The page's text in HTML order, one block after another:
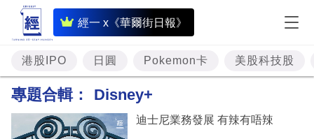
經一 x《華爾街日報》
即
時
財
經
題
港股IPO 日圓 Pokemon卡 美股科技股
專題合輯： Disney+
迪士尼業務發展 有辣有唔辣